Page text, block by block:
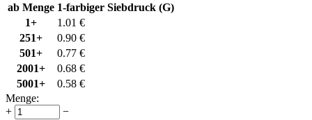
ab Menge 1-farbiger Siebdruck (G)
1+
1.01 €
251+
0.90 €
501+
0.77 €
2001+
0.68 €
5001+
0.58 €
Menge:
+
−